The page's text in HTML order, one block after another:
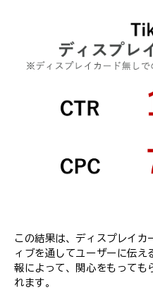
この結果は、ディスプレイカ
ィブを通してユーザーに伝
報によって、関心をもっても
れます。